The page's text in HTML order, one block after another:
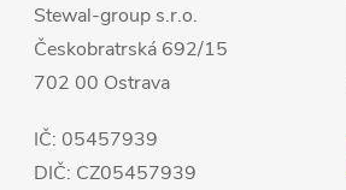
Stewal-group s.r.o.
Českobratrská 692/15
702 00 Ostrava
IČ: 05457939
DIČ: CZ05457939